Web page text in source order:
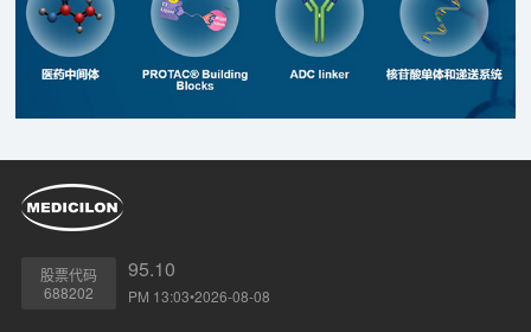
股票代码
688202
95.10
PM 13:03•2026-08-08